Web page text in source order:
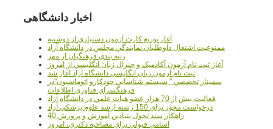
اخبار دانشگاهی
آغاز توزيع کارت آزمون دستياري از دوشنبه
ممنوعيت اشتغال داوطلبان نمايندگي مجلس در دانشگاه آزاد
رتبه بندي فرهنگيان از مهر
آغاز ثبت نام آزمون آکادميک و جنرال زبان انگليسي از امروز
ثبت نام آزمون زبان انگليسي دانشگاه آزاد آغاز شد
سمينار تخصصي " سيستم شناسايي خودکارو اتوماسيون"در
فرهنگسراي فناوري اطلاعات
فعاليت بيش از 70 هزار عضو هيات علمي در دانشگاه آزاد
درخواست مجوز براي 150 رشته ارشد علوم پزشکي آزاد
40 راهکار سند تحول بنيادين آموزش و پرورش
اسامي قبولي براي مصاحبه دکتري، امروز